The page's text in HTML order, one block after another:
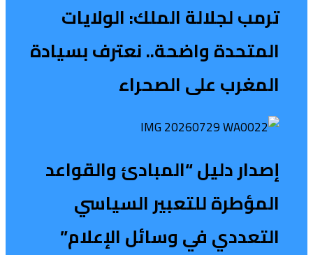
ترمب لجلالة الملك: الولايات
المتحدة واضحة.. نعترف بسيادة
المغرب على الصحراء
إصدار دليل “المبادئ والقواعد
المؤطرة للتعبير السياسي
التعددي في وسائل الإعلام”